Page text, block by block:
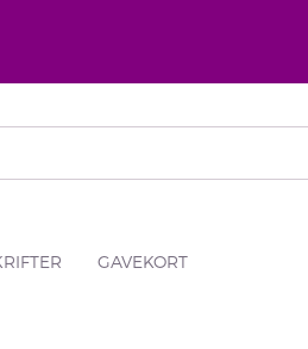
GAVEKORT